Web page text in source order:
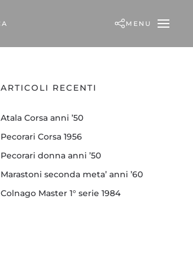
MENU
ARTICOLI RECENTI
Atala Corsa anni ’50
Pecorari Corsa 1956
Pecorari donna anni ’50
Marastoni seconda meta’ anni ’60
Colnago Master 1° serie 1984